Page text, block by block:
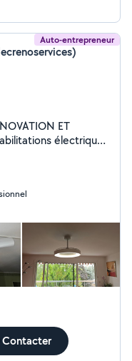
Auto-entrepreneur
ET
Contacter